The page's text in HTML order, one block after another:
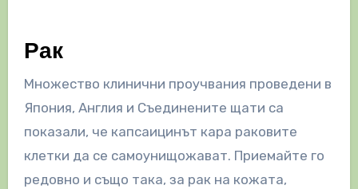
Рак
Множество клинични проучвания проведени в
Япония, Англия и Съединените щати са
показали, че капсаицинът кара раковите
клетки да се самоунищожават. Приемайте го
редовно и също така, за рак на кожата,